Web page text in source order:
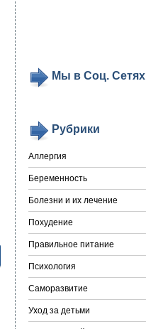
Мы в Соц. Сетях
Рубрики
Аллергия
Беременность
Болезни и их лечение
Похудение
Правильное питание
Психология
Саморазвитие
Уход за детьми